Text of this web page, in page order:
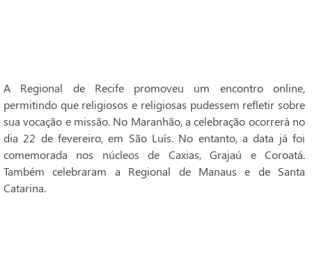
A Regional de Recife promoveu um encontro online,
permitindo que religiosos e religiosas pudessem refletir sobre
sua vocação e missão. No Maranhão, a celebração ocorrerá no
dia 22 de fevereiro, em São Luís. No entanto, a data já foi
comemorada nos núcleos de Caxias, Grajaú e Coroatá.
Também celebraram a Regional de Manaus e de Santa
Catarina.